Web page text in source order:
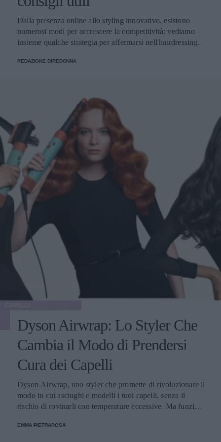
Dalla presenza online allo styling innovativo, esistono
numerosi modi per accrescere la competitività: vediamo
insieme qualche strategia per affermarsi nell'hairdressing.
REDAZIONE DIREDONNA
Dyson Airwrap: Lo Styler Che
Cambia il Modo di Prendersi
Cura dei Capelli
Dyson Airwrap, uno styler che promette di rivoluzionare il
modo in cui asciughi e modelli i tuoi capelli, senza il
rischio di rovinarli con temperature eccessive. Ma funziona
EMMA PIETRAROSA